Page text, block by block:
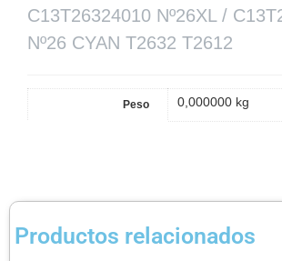
C13T26324010 Nº26XL /
Nº26 CYAN T2632 T2612
Peso 0,000000 kg
Productos relacionados